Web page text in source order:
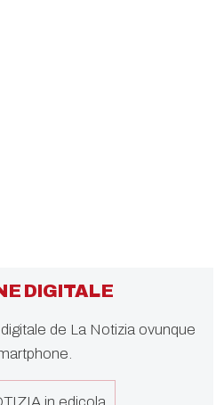
DIGITALE
de La Notizia ovunque